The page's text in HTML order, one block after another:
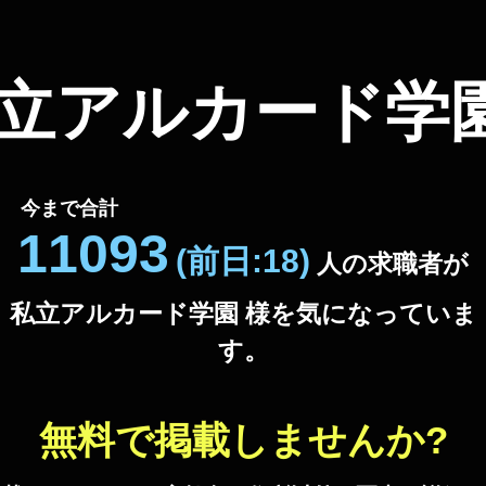
アルカード学
今まで合計
11093 (前日:18) 人の求職者が
私立アルカード学園 様を気になっていま
す。
無料で掲載しませんか?